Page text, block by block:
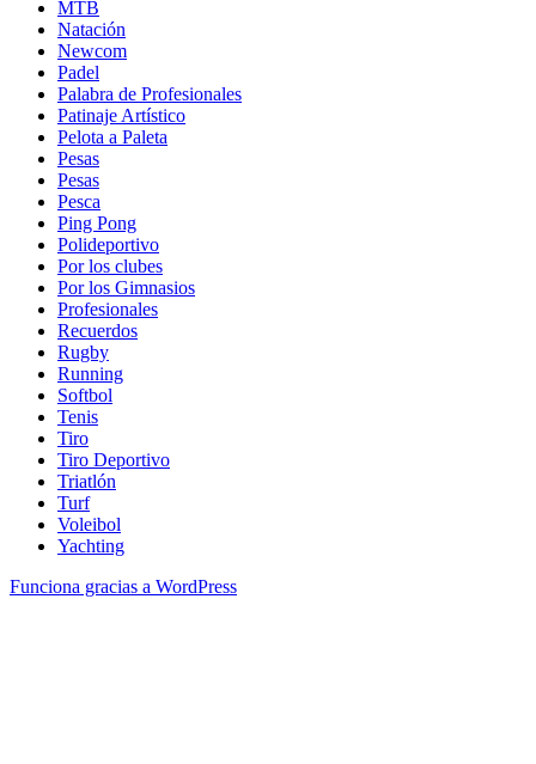
MTB
Natación
Newcom
Padel
Palabra de Profesionales
Patinaje Artístico
Pelota a Paleta
Pesas
Pesas
Pesca
Ping Pong
Polideportivo
Por los clubes
Por los Gimnasios
Profesionales
Recuerdos
Rugby
Running
Softbol
Tenis
Tiro
Tiro Deportivo
Triatlón
Turf
Voleibol
Yachting
Funciona gracias a WordPress